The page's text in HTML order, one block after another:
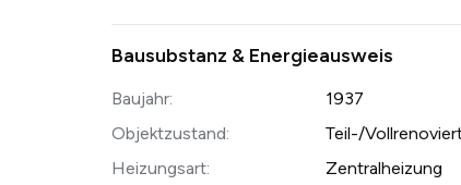
Bausubstanz & Energieausweis
Baujahr:
1937
Objektzustand:
Teil-/
Heizungsart:
Zentralheizung